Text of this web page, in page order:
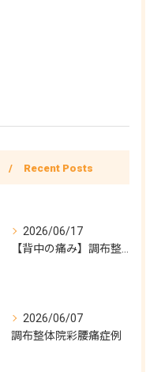
Recent Posts
2026/06/17
2026/06/07
調布整体院彩腰痛症例